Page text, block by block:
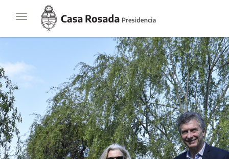
Toggle
navigation
Casa
Rosada
Presidencia
de